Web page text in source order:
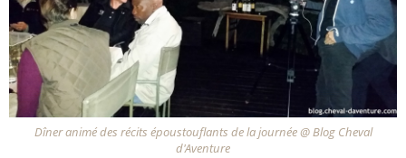
Dîner animé des récits époustouflants de la journée @ Blog Cheval
d'Aventure